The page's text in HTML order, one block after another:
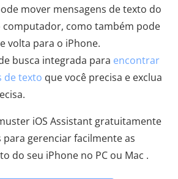
mover mensagens de texto do
computador, como também pode
volta para o iPhone.
busca integrada para encontrar
de texto que você precisa e exclua
iOS Assistant gratuitamente
para gerenciar facilmente as
do seu iPhone no PC ou Mac .